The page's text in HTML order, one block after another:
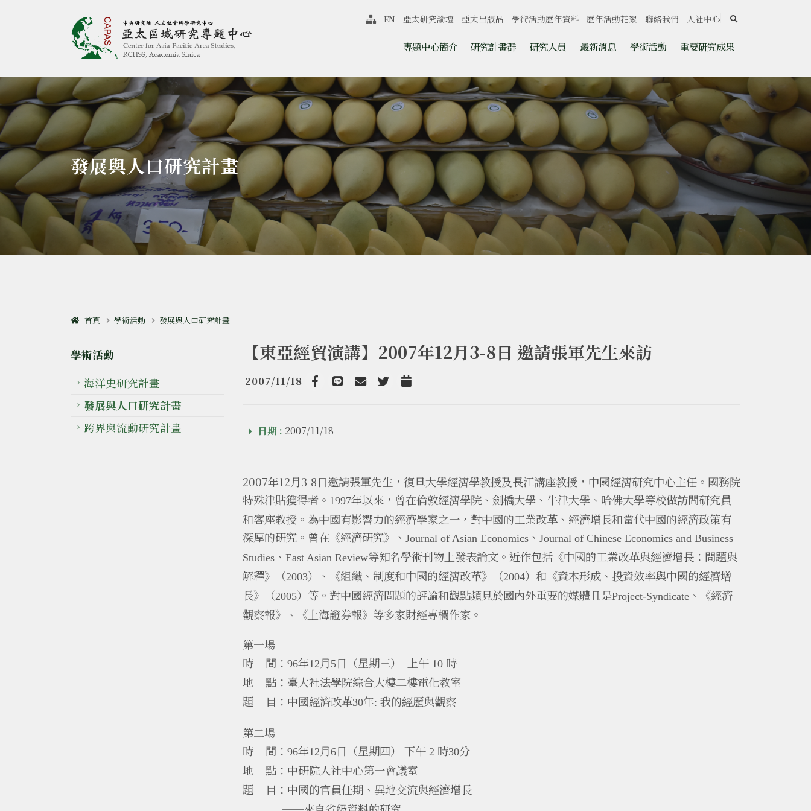
亞太區域研究專題中心 跳至中央區塊/Main Content
:::
專題中心簡介 研究計畫群 研究人員 最新消息 學術活動 重要研究成果
網站導覽
EN 亞太研究論壇 亞太出版品 學術活動歷年資料 歷年活動花絮 聯絡我們 人社中心 search
發展與人口研究計畫
首頁 學術活動 發展與人口研究計畫
學術活動
海洋史研究計畫
發展與人口研究計畫
跨界與流動研究計畫
【東亞經貿演講】2007年12月3-8日 邀請張軍先生來訪
2007/11/18
Facebook
line emailTwitterAdd to Calendar
日期 : 2007/11/18
2007年12月3-8日邀請張軍先生，復旦大學經濟學教授及長江講座教授，中國經濟研究中心主任。國務院
特殊津貼獲得者。 1997年以來，曾在倫敦經濟學院、劍橋大學、牛津大學、哈佛大學等校做訪問研究員
和客座教授。為中國有影響力的經濟學家之一，對中國的工業改革、經濟增長和當代中國的經濟政策有
深厚的研究。曾在《經濟研究》、 Journal of Asian Economics 、 Journal of Chinese Economics and Business
Studies 、 East Asian Review等知名學術刊物上發表論文。近作包括《中國的工業改革與經濟增長：問題與
解釋》（2003）、《組織、制度和中國的經濟改革》（2004）和《資本形成、投資效率與中國的經濟增
長》（2005）等。對中國經濟問題的評論和觀點頻見於國內外重要的媒體且是Project-Syndicate 、《經濟
觀察報》、《上海證券報》等多家財經專欄作家。
第一場
時
間： 96年12 月 5日（星期三） 上午 10 時
地
點：臺大社法學院綜合大樓二樓電化教室
題
目：中國經濟改革30年: 我的經歷與觀察
第二場
時
間： 96年12 月6日（星期四） 下午 2 時30分
地
點：中研院人社中心第一會議室
題
目：中國的官員任期、異地交流與經濟增長